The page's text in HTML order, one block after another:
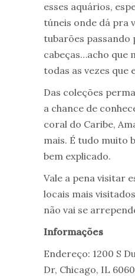
esses aquários,
túneis onde dá pra
tubarões passando
cabeças…acho que
todas as vezes que
Das coleções
a chance de
coral do Caribe,
mais. É tudo muito
bem explicado.
Vale a pena visitar
locais mais
não vai se
Informações
Endereço: 1200 S
Dr, Chicago, IL